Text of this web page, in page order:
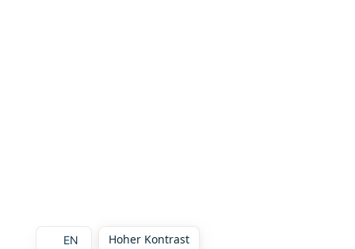
Hoher Kontrast
EN